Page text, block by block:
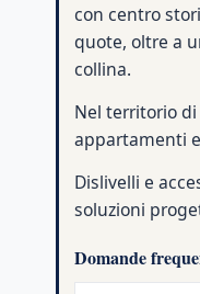
con centro
quote, oltre a
collina.
Nel territorio
appartamenti
Dislivelli e
soluzioni
Domande